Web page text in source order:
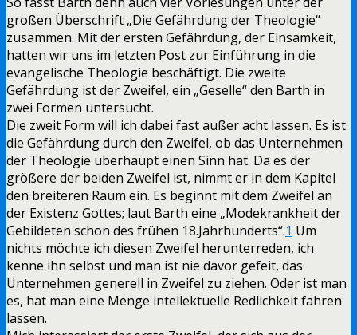
großen Überschrift „Die Gefährdung der Theologie“
zusammen. Mit der ersten Gefährdung, der Einsamkeit,
hatten wir uns im letzten Post zur Einführung in die
evangelische Theologie beschäftigt. Die zweite
Gefährdung ist der Zweifel, ein „Geselle“ den Barth in
zwei Formen untersucht.
Die zweit Form will ich dabei fast außer acht lassen. Es ist
die Gefährdung durch den Zweifel, ob das Unternehmen
der Theologie überhaupt einen Sinn hat. Da es der
größere der beiden Zweifel ist, nimmt er in dem Kapitel
den breiteren Raum ein. Es beginnt mit dem Zweifel an
der Existenz Gottes; laut Barth eine „Modekrankheit der
Gebildeten schon des frühen 18.Jahrhunderts“.1 Um
nichts möchte ich diesen Zweifel herunterreden, ich
kenne ihn selbst und man ist nie davor gefeit, das
Unternehmen generell in Zweifel zu ziehen. Oder ist man
es, hat man eine Menge intellektuelle Redlichkeit fahren
lassen.